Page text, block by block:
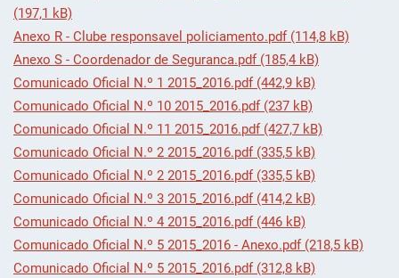
(197,1 kB)
Anexo R - Clube responsavel policiamento.pdf (114,8 kB)
Anexo S - Coordenador de Seguranca.pdf (185,4 kB)
Comunicado Oficial N.º 1 2015_2016.pdf (442,9 kB)
Comunicado Oficial N.º 10 2015_2016.pdf (237 kB)
Comunicado Oficial N.º 11 2015_2016.pdf (427,7 kB)
Comunicado Oficial N.º 2 2015_2016.pdf (335,5 kB)
Comunicado Oficial N.º 2 2015_2016.pdf (335,5 kB)
Comunicado Oficial N.º 3 2015_2016.pdf (414,2 kB)
Comunicado Oficial N.º 4 2015_2016.pdf (446 kB)
Comunicado Oficial N.º 5 2015_2016 - Anexo.pdf (218,5 kB)
Comunicado Oficial N.º 5 2015_2016.pdf (312,8 kB)